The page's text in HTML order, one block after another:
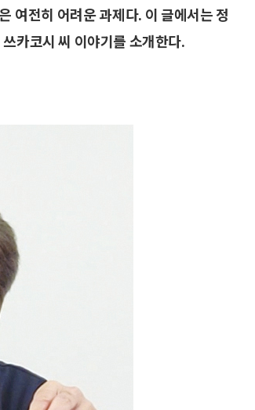
여전히 어려운 과제다. 이 글에서는 정
카코시 씨 이야기를 소개한다.